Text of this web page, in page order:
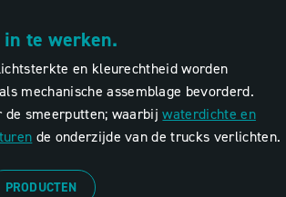
in te werken.
en kleurechtheid worden
mechanische assemblage bevorderd.
smeerputten; waarbij waterdichte en
de onderzijde van de trucks verlichten.
PRODUCTEN